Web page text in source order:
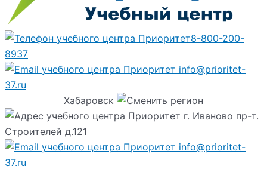
8-800-200-
8937
info@prioritet-
37.ru
Хабаровск
г. Иваново пр-т.
Строителей д.121
info@prioritet-
37.ru